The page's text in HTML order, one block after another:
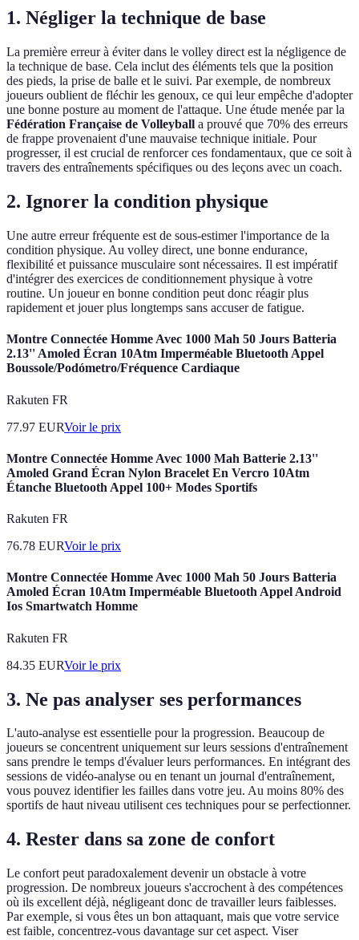
1. Négliger la technique de base
La première erreur à éviter dans le volley direct est la négligence de
la technique de base. Cela inclut des éléments tels que la position
des pieds, la prise de balle et le suivi. Par exemple, de nombreux
joueurs oublient de fléchir les genoux, ce qui leur empêche d'adopter
une bonne posture au moment de l'attaque. Une étude menée par la
Fédération Française de Volleyball a prouvé que 70% des erreurs
de frappe provenaient d'une mauvaise technique initiale. Pour
progresser, il est crucial de renforcer ces fondamentaux, que ce soit à
travers des entraînements spécifiques ou des leçons avec un coach.
2. Ignorer la condition physique
Une autre erreur fréquente est de sous-estimer l'importance de la
condition physique. Au volley direct, une bonne endurance,
flexibilité et puissance musculaire sont nécessaires. Il est impératif
d'intégrer des exercices de conditionnement physique à votre
routine. Un joueur en bonne condition peut donc réagir plus
rapidement et jouer plus longtemps sans accuser de fatigue.
Montre Connectée Homme Avec 1000 Mah 50 Jours Batteria
2.13'' Amoled Écran 10Atm Imperméable Bluetooth Appel
Boussole/Podómetro/Fréquence Cardiaque
Rakuten FR
77.97 EURVoir le prix
Montre Connectée Homme Avec 1000 Mah Batterie 2.13''
Amoled Grand Écran Nylon Bracelet En Vercro 10Atm
Étanche Bluetooth Appel 100+ Modes Sportifs
Rakuten FR
76.78 EURVoir le prix
Montre Connectée Homme Avec 1000 Mah 50 Jours Batteria
Amoled Écran 10Atm Imperméable Bluetooth Appel Android
Ios Smartwatch Homme
Rakuten FR
84.35 EURVoir le prix
3. Ne pas analyser ses performances
L'auto-analyse est essentielle pour la progression. Beaucoup de
joueurs se concentrent uniquement sur leurs sessions d'entraînement
sans prendre le temps d'évaluer leurs performances. En intégrant des
sessions de vidéo-analyse ou en tenant un journal d'entraînement,
vous pouvez identifier les failles dans votre jeu. Au moins 80% des
sportifs de haut niveau utilisent ces techniques pour se perfectionner.
4. Rester dans sa zone de confort
Le confort peut paradoxalement devenir un obstacle à votre
progression. De nombreux joueurs s'accrochent à des compétences
où ils excellent déjà, négligeant donc de travailler leurs faiblesses.
Par exemple, si vous êtes un bon attaquant, mais que votre service
est faible, concentrez-vous davantage sur cet aspect. Viser